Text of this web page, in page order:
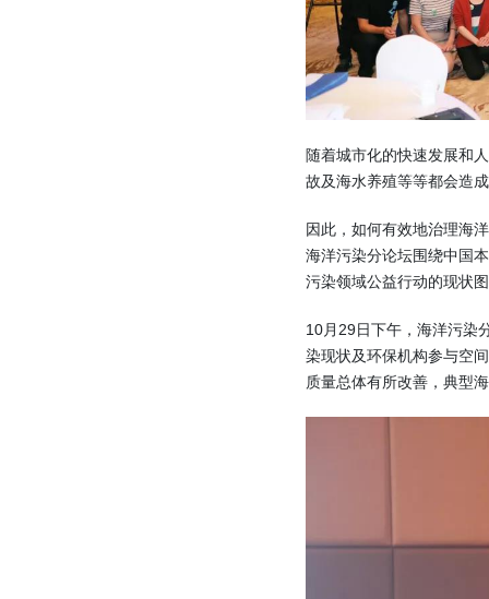
随着城市化的快速发展和
故及海水养殖等等都会造
因此，如何有效地治理海
海洋污染分论坛围绕中国
污染领域公益行动的现状
10月29日下午，海洋污染
染现状及环保机构参与空
质量总体有所改善，典型